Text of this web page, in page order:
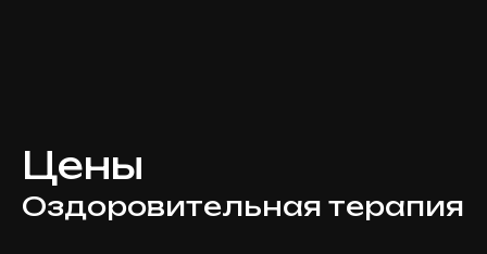
Цены
Оздоровительная терапия